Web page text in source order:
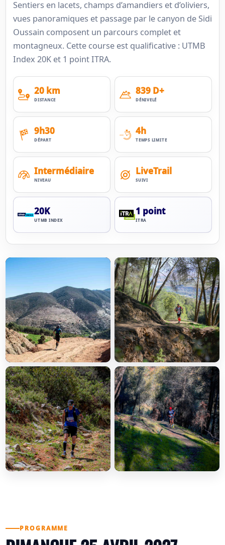
Sentiers en lacets, champs d’amandiers et d’oliviers,
vues panoramiques et passage par le canyon de Sidi
Oussain composent un parcours complet et
montagneux. Cette course est qualificative : UTMB
Index 20K et 1 point ITRA.
20 km
DISTANCE
839 D+
DÉNIVELÉ
9h30
DÉPART
4h
TEMPS LIMITE
Intermédiaire
NIVEAU
LiveTrail
SUIVI
20K
UTMB INDEX
1 point
ITRA
PROGRAMME